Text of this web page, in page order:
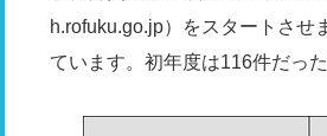
h.rofuku.go.jp）をスタートさ
ています。初年度は116件だっ